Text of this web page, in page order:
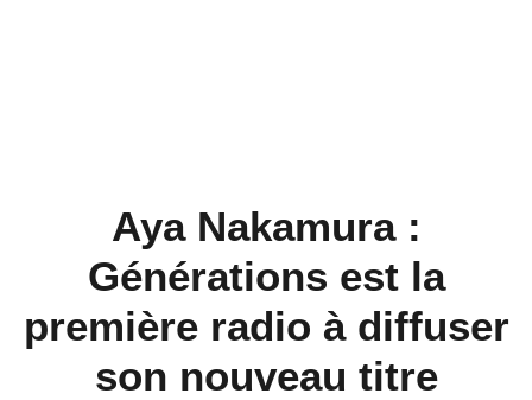
Aya Nakamura :
Générations est la
première radio à diffuser
son nouveau titre